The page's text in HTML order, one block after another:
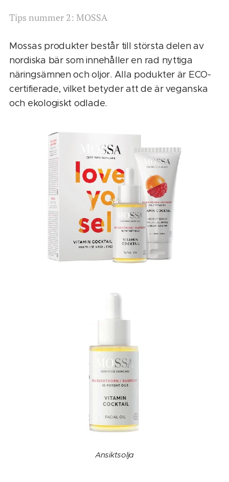
Tips nummer 2: MOSSA
Mossas produkter består till största delen av
nordiska bär som innehåller en rad nyttiga
näringsämnen och oljor. Alla podukter är ECO-
certifierade, vilket betyder att de är veganska
och ekologiskt odlade.
Ansiktsolja